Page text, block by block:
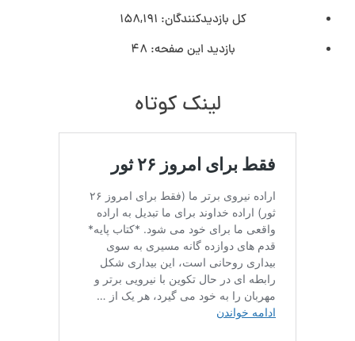
کل بازدیدکنند‌گان: 158,191
بازدید این صفحه: 48
لینک کوتاه